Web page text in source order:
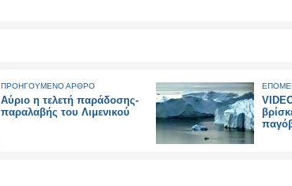
ΠΡΟΗΓΟΥΜΕΝΟ ΑΡΘΡΟ
Αύριο η τελετή παράδοσης-
παραλαβής του Λιμενικού